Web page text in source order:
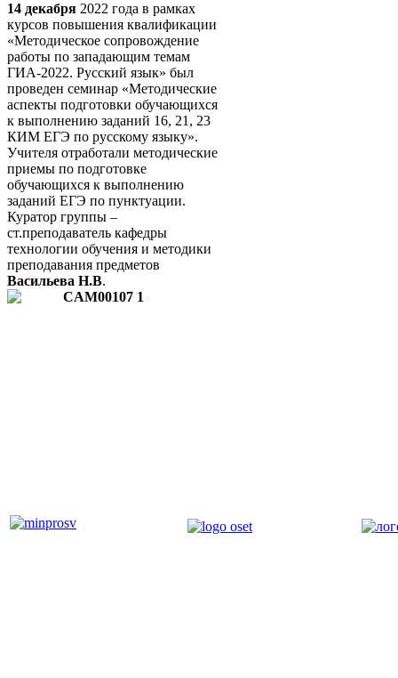
14 декабря 2022 года в рамках
курсов повышения квалификации
«Методическое сопровождение
работы по западающим темам
ГИА-2022. Русский язык» был
проведен семинар «Методические
аспекты подготовки обучающихся
к выполнению заданий 16, 21, 23
КИМ ЕГЭ по русскому языку».
Учителя отработали методические
приемы по подготовке
обучающихся к выполнению
заданий ЕГЭ по пунктуации.
Куратор группы –
ст.преподаватель кафедры
технологии обучения и методики
преподавания предметов
Васильева Н.В.